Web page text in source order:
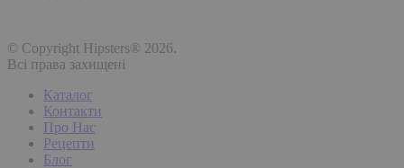
© Copyright Hipsters® 2026.
Всі права захищені
Каталог
Контакти
Про Нас
Рецепти
Блог